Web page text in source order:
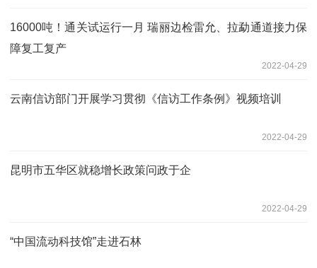
16000吨！通关试运行一月 瑞丽边检雷允、拉勐通道接力保
障复工复产
2022-04-29
云南信访部门开展学习贯彻《信访工作条例》视频培训
2022-04-29
昆明市五华区就稳增长政策问政于企
2022-04-29
“中国流动科技馆”走进石林